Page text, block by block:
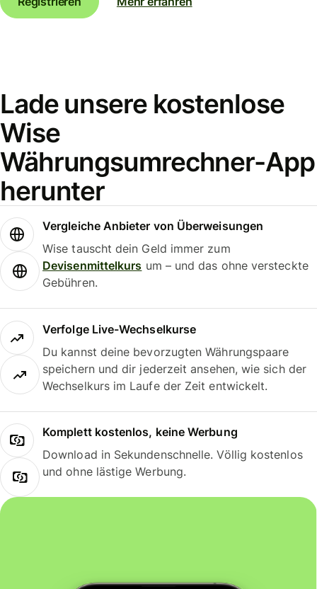
Lade unsere kostenlose
Wise
Währungsumrechner-App
herunter
Vergleiche Anbieter von Überweisungen
Wise tauscht dein Geld immer zum
Devisenmittelkurs um – und das ohne versteckte
Gebühren.
Verfolge Live-Wechselkurse
Du kannst deine bevorzugten Währungspaare
speichern und dir jederzeit ansehen, wie sich der
Wechselkurs im Laufe der Zeit entwickelt.
Komplett kostenlos, keine Werbung
Download in Sekundenschnelle. Völlig kostenlos
und ohne lästige Werbung.